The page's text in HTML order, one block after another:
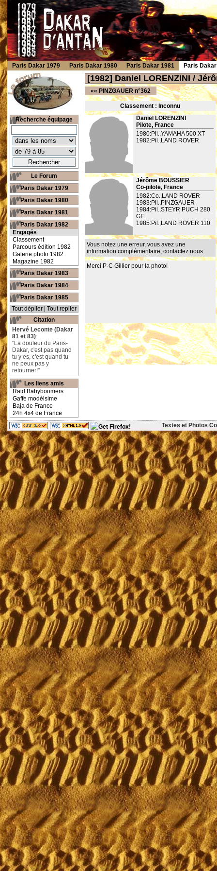
[1982] Daniel LORENZINI /
«« PINZGAUER n°362
Classement : Inconnu
Daniel LORENZINI
Pilote, France
1980:Pil.,YAMAHA 500 XT
1982:Pil.,LAND ROVER
Jérôme BOUSSIER
Co-pilote, France
1982:Co.,LAND ROVER
1983:Pil.,PINZGAUER
1984:Pil.,STEYR PUCH 280
GE
1985:Pil.,LAND ROVER 110
Vous notez une erreur, vous avez une
information complémentaire, contactez nous.
Merci P-C Gillier pour la photo!
Recherche équipage
Le Forum
Paris Dakar 1979
Paris Dakar 1980
Paris Dakar 1981
Paris Dakar 1982
Engagés
Classement
Parcours édition 1982
Galerie photo 1982
Magazine 1982
Paris Dakar 1983
Paris Dakar 1984
Paris Dakar 1985
Tout déplier
Tout replier
Citation
Hervé Leconte (Dakar
81 et 83):
"La douleur du Paris-
Dakar, c'est pas quand
tu y es, c'est quand tu
ne peux pas y
retourner!"
Les liens amis
Raid Babyboomers
Gaffe modélsime
Baja de France
24h 4x4 de France
Paris Dakar 1979 Paris Dakar 1980 Paris Dakar 1981 Paris
Textes et Photos